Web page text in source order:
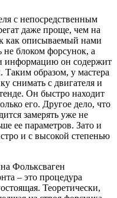
с непосредственным
даже проще, чем на
как описываемый нами
не блоком форсунок, а
информацию он содержит
Таким образом, у мастера
снимать с двигателя и
Он быстро находит
его. Другое дело, что
замерять уже не
ее параметров. Зато и
и с высокой степенью
Фольксваген
– это процедура
Теоретически,